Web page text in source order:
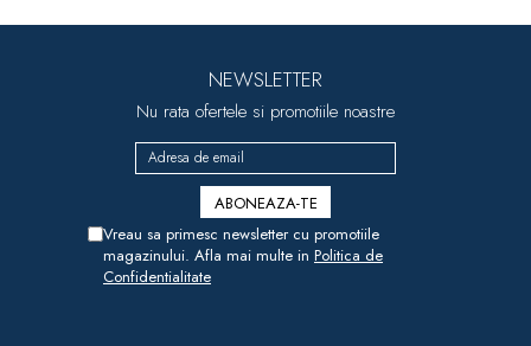
NEWSLETTER
Nu rata ofertele si promotiile noastre
Vreau sa primesc newsletter cu promotiile
magazinului. Afla mai multe in Politica de
Confidentialitate